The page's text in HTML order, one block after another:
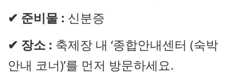
✔ 준비물 : 신분증
✔ 장소 : 축제장 내 ‘종합안내센터 (숙박
안내 코너)’를 먼저 방문하세요.